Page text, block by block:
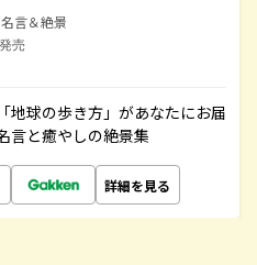
言＆絶景
売
地球の歩き方」があなたにお届
言と癒やしの絶景集
詳細を見る